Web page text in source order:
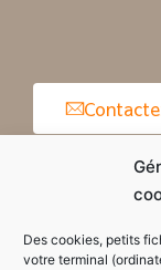
Des cookies, petits
votre terminal